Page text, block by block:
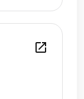
open_in_new